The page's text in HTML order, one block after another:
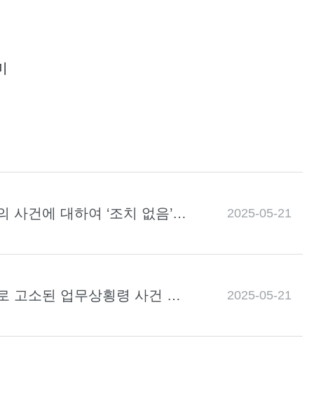
사건에 대하여 ‘조치 없음’
2025-05-21
고소된 업무상횡령 사건 불
2025-05-21